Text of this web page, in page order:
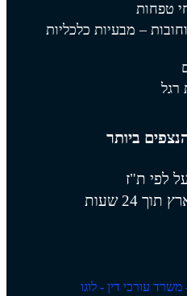
טפחות
– מבעיות כלכליות
רגל
ביותר
לפי ת"ז
24 שעות